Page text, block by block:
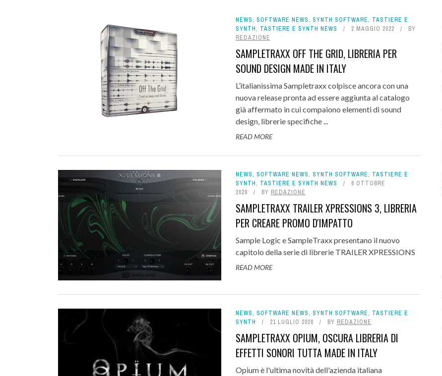
NEWS, SOFTWARE NEWS, SYNTH SOFTWARE, TASTIERE E
SYNTH, TASTIERE E SYNTH NEWS 2 MAGGIO 2022
BY
REDAZIONE
SAMPLETRAXX OFF THE GRID, LIBRERIA PER
SOUND DESIGN MADE IN ITALY
L’italianissima Sampletraxx colpisce ancora con una
nuova release pronta ad essere aggiunta al catalogo
già affermato in cui compaiono elementi di sound
design, librerie specifiche ...
READ MORE
NEWS, SOFTWARE NEWS, SYNTH SOFTWARE, TASTIERE E
SYNTH, TASTIERE E SYNTH NEWS
6 OTTOBRE
2020
BY REDAZIONE
SAMPLETRAXX TRAILER XPRESSIONS 3, LIBRERIA
PER CREARE PROMO D'IMPATTO
Sample Logic e SampleTraxx presentano il nuovo
capitolo della serie di librerie TRAILER XPRESSIONS
READ MORE
NEWS, SOFTWARE NEWS, SYNTH SOFTWARE, TASTIERE E
SYNTH
21 LUGLIO 2020 BY REDAZIONE
SAMPLETRAXX OPIUM, OSCURA LIBRERIA DI
EFFETTI SONORI TUTTA MADE IN ITALY
Opium è l'ultima novità dell'azienda italiana